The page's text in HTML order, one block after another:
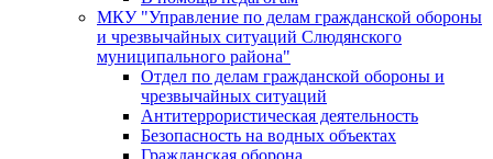
МКУ "Управление по делам гражданской обороны
и чрезвычайных ситуаций Слюдянского
муниципального района"
Отдел по делам гражданской обороны и
чрезвычайных ситуаций
Антитеррористическая деятельность
Безопасность на водных объектах
Гражданская оборона